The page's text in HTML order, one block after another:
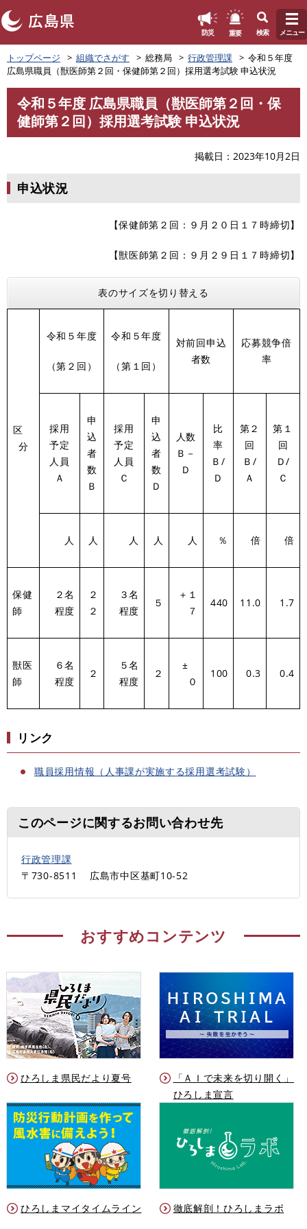
ペ
ー
ジ
の
で
防災 重要 検索 メニュー
トップページ 組織でさがす 総務局 行政管理課
令和５年度
広島県職員（獣医師第２回・保健師第２回）採用選考試験 申込状況
令和５年度 広島県職員（獣医師第２回・保
健師第２回）採用選考試験 申込状況
掲載日 2023年10月2日
申込状況
【保健師第２回：９月２０日１７時締切】
【獣医師第２回：９月２９日１７時締切】
表のサイズを切り替える
区
分
令和５年度
（第２回）
令和５年度
（第１回）
対前回申込
者数
応募競争倍
率
採用
予定
人員
Ａ
申
込
者
数
Ｂ
採用
予定
人員
Ｃ
申
込
者
数
Ｄ
人数
Ｂ－
Ｄ
比
率
Ｂ/
Ｄ
第２
回
Ｂ/
Ａ
第１
回
Ｄ/
Ｃ
人 人 人 人 人 ％ 倍 倍
保健
師
２名
程度
２
２
３名
程度
５
＋１
７
440 11.0 1.7
獣医
師
６名
程度
２
５名
程度
２
±
０
100 0.3 0.4
リンク
職員採用情報（人事課が実施する採用選考試験）
このページに関するお問い合わせ先
行政管理課
〒730-8511
広島市中区基町10-52
おすすめコンテンツ
ひろしま県民だより夏号
「ＡＩで未来を切り開く」
ひろしま宣言
ひろしまマイタイムライン 徹底解剖！ひろしまラボ